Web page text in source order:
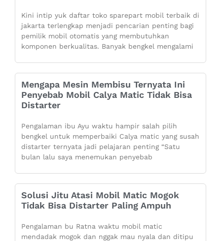
Kini intip yuk daftar toko sparepart mobil terbaik di
jakarta terlengkap menjadi pencarian penting bagi
pemilik mobil otomatis yang membutuhkan
komponen berkualitas. Banyak bengkel mengalami
Mengapa Mesin Membisu Ternyata Ini
Penyebab Mobil Calya Matic Tidak Bisa
Distarter
Pengalaman ibu Ayu waktu hampir salah pilih
bengkel untuk memperbaiki Calya matic yang susah
distarter ternyata jadi pelajaran penting “Satu
bulan lalu saya menemukan penyebab
Solusi Jitu Atasi Mobil Matic Mogok
Tidak Bisa Distarter Paling Ampuh
Pengalaman bu Ratna waktu mobil matic
mendadak mogok dan nggak mau nyala dan ditipu